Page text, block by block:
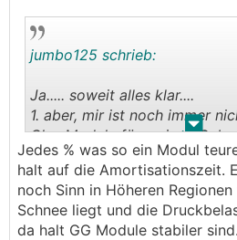
. .
jumbo125 schrieb:
Ja..... soweit alles klar....
1. aber, mir ist noch immer
Glas Module für meinen
und ich lieber auf normale
könnt ihr mir noch ein paar
2. hat jemand Erfahrung mit
danke
Jedes % was so ein Modul
halt auf die Amortisationszeit.
noch Sinn in Höheren
Schnee liegt und die
da halt GG Module stabiler sind.